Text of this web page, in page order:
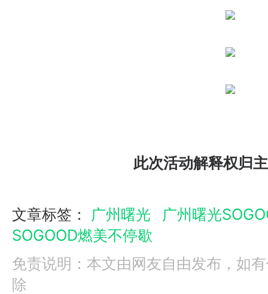
此次活动解释权归主
文章标签： 广州曙光
广州曙光
SOGOOD燃美不停歇
免责说明：本文由网友自由发布，如
除